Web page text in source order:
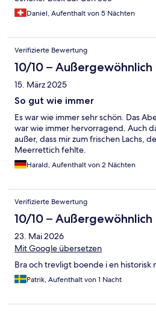
Daniel, Aufenthalt von 5 Nächten
Verifizierte Bewertung
10/10 – Außergewöhnlich
15. März 2025
So gut wie immer
Es war wie immer sehr schön. Das
war wie immer hervorragend. Auch
außer, dass mir zum frischen Lachs,
Meerrettich fehlte.
Harald, Aufenthalt von 2 Nächten
Verifizierte Bewertung
10/10 – Außergewöhnlich
23. Mai 2026
Mit Google übersetzen
Bra och trevligt boende i en historisk
Patrik, Aufenthalt von 1 Nacht